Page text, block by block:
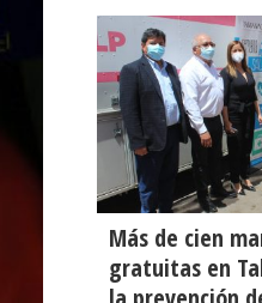
Más de cien
gratuitas en